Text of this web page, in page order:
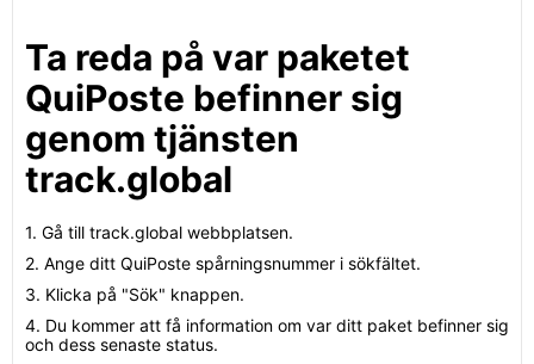
Ta reda på var paketet
QuiPoste befinner sig
genom tjänsten
track.global
1. Gå till track.global webbplatsen.
2. Ange ditt QuiPoste spårningsnummer i sökfältet.
3. Klicka på "Sök" knappen.
4. Du kommer att få information om var ditt paket befinner sig
och dess senaste status.